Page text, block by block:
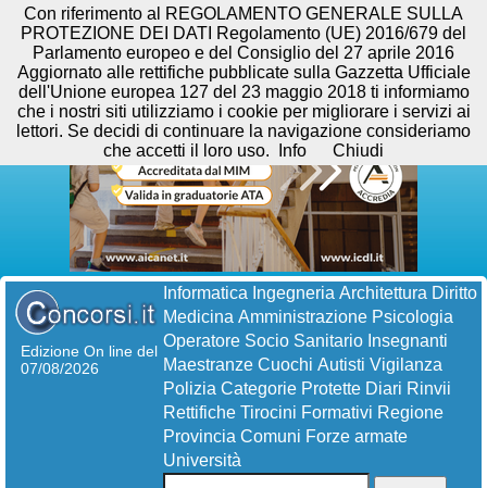
Edizione On line del
07/08/2026
Informatica Ingegneria Architettura Diritto
Medicina Amministrazione Psicologia
Operatore Socio Sanitario Insegnanti
Maestranze Cuochi Autisti Vigilanza
Polizia Categorie Protette Diari Rinvii
Rettifiche Tirocini Formativi Regione
Provincia Comuni Forze armate
Università
Con riferimento al REGOLAMENTO GENERALE SULLA
PROTEZIONE DEI DATI Regolamento (UE) 2016/679 del
Parlamento europeo e del Consiglio del 27 aprile 2016
Aggiornato alle rettifiche pubblicate sulla Gazzetta Ufficiale
dell'Unione europea 127 del 23 maggio 2018 ti informiamo
che i nostri siti utilizziamo i cookie per migliorare i servizi ai
lettori. Se decidi di continuare la navigazione consideriamo
che accetti il loro uso.
Info Chiudi